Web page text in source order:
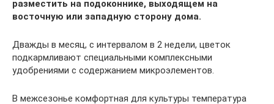
разместить на подоконнике, выходящем на
восточную или западную сторону дома.
Дважды в месяц, с интервалом в 2 недели, цветок
подкармливают специальными комплексными
удобрениями с содержанием микроэлементов.
В межсезонье комфортная для культуры температура